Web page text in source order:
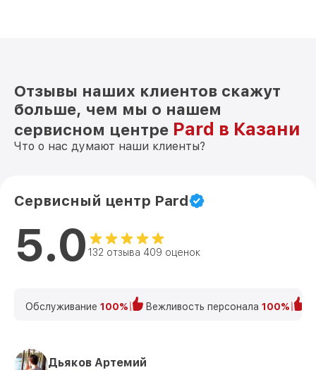
NV-008PLRF Pard
Ремонт платы управления
(восстановление) NV-008PLRF Pard
Отзывы наших клиентов скажут
больше, чем мы о нашем
сервисном центре Pard в Казани
Что о нас думают наши клиенты?
Сервисный центр Pard
5.0 132 отзыва 409 оценок
Обслуживание 100% Вежливость персонала 100%
Дьяков Артемий